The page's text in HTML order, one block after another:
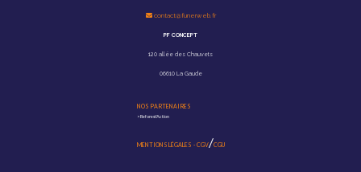
contact@funerweb.fr
PF CONCEPT
120 allée des Chauvets
06610 La Gaude
NOS PARTENAIRES
>Reforest'Action
MENTIONS LÉGALES - CGV/CGU